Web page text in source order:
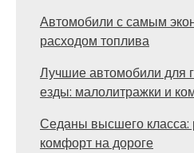
Автомобили с самым
расходом топлива
Лучшие автомобили для
езды: малолитражки и
Седаны высшего класса:
комфорт на дороге